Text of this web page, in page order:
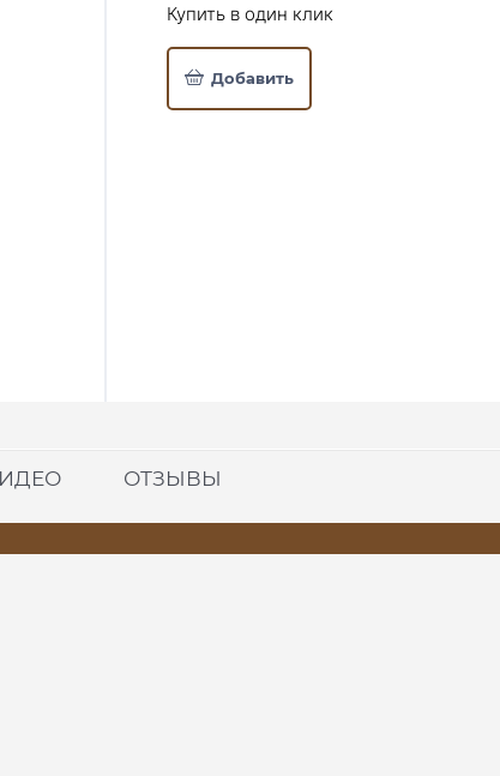
Купить в один клик
Добавить
ОТЗЫВЫ